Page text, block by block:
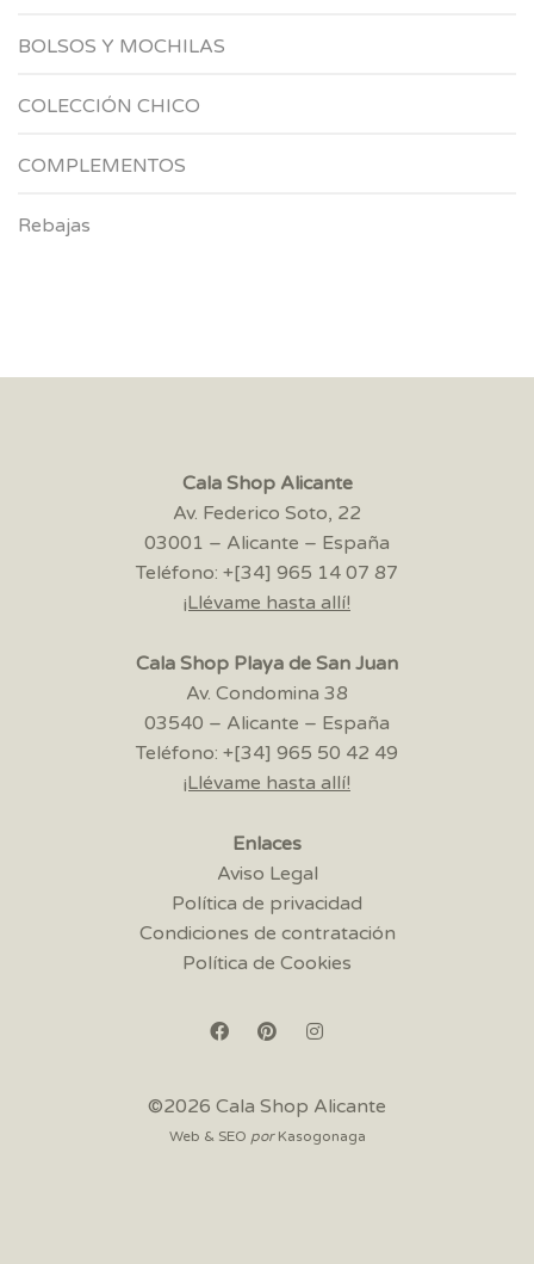
BOLSOS Y MOCHILAS
COLECCIÓN CHICO
COMPLEMENTOS
Rebajas
Cala Shop Alicante
Av. Federico Soto, 22
03001 – Alicante – España
Teléfono: +[34] 965 14 07 87
¡Llévame hasta allí!
Cala Shop Playa de San Juan
Av. Condomina 38
03540 – Alicante – España
Teléfono: +[34] 965 50 42 49
¡Llévame hasta allí!
Enlaces
Aviso Legal
Política de privacidad
Condiciones de contratación
Política de Cookies
©2026 Cala Shop Alicante
Web & SEO por Kasogonaga